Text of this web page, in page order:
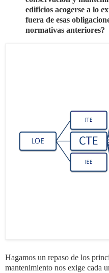
edificios acogerse a lo
fuera de esas
normativas anteriores?
Hagamos un repaso de los
mantenimiento nos exige cada